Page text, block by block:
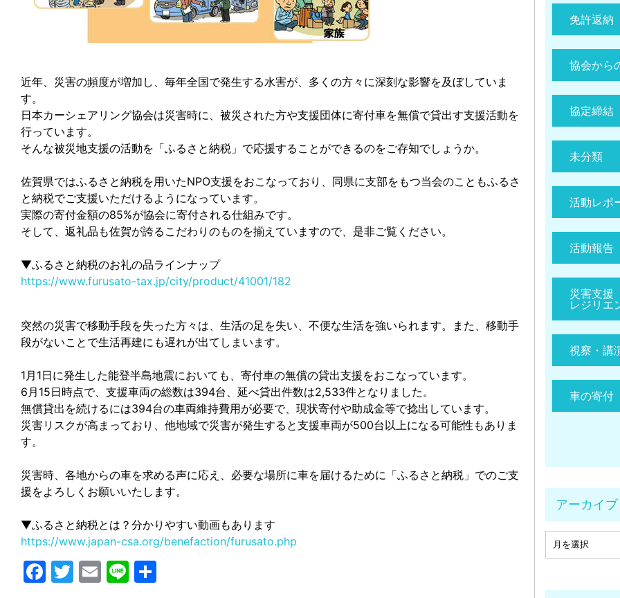
近年、災害の頻度が増加し、毎年全国で発生する水害が、多くの方々に深刻な影響を及ぼしていま
す。
日本カーシェアリング協会は災害時に、被災された方や支援団体に寄付車を無償で貸出す支援活動を
行っています。
そんな被災地支援の活動を「ふるさと納税」で応援することができるのをご存知でしょうか。
佐賀県ではふるさと納税を用いたNPO支援をおこなっており、同県に支部をもつ当会のこともふるさ
と納税でご支援いただけるようになっています。
実際の寄付金額の85%が協会に寄付される仕組みです。
そして、返礼品も佐賀が誇るこだわりのものを揃えていますので、是非ご覧ください。
▼ふるさと納税のお礼の品ラインナップ
https://www.furusato-tax.jp/city/product/41001/182
突然の災害で移動手段を失った方々は、生活の足を失い、不便な生活を強いられます。また、移動手
段がないことで生活再建にも遅れが出てしまいます。
1月1日に発生した能登半島地震においても、寄付車の無償の貸出支援をおこなっています。
6月15日時点で、支援車両の総数は394台、延べ貸出件数は2,533件となりました。
無償貸出を続けるには394台の車両維持費用が必要で、現状寄付や助成金等で捻出しています。
災害リスクが高まっており、他地域で災害が発生すると支援車両が500台以上になる可能性もありま
す。
災害時、各地からの車を求める声に応え、必要な場所に車を届けるために「ふるさと納税」でのご支
援をよろしくお願いいたします。
▼ふるさと納税とは？分かりやすい動画もあります
https://www.japan-csa.org/benefaction/furusato.php
Facebook
Twitter
Email
Line
免許返納
協会から
協定締結
未分類
活動レポ
活動報告
災害支援
レジリエ
視察・講
車の寄付
アーカイブ